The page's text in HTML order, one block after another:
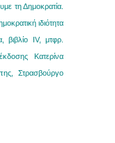
τη Δημοκρατία.
ιδιότητα
βιβλίο IV, μτφρ.
Κατερίνα
Στρασβούργο